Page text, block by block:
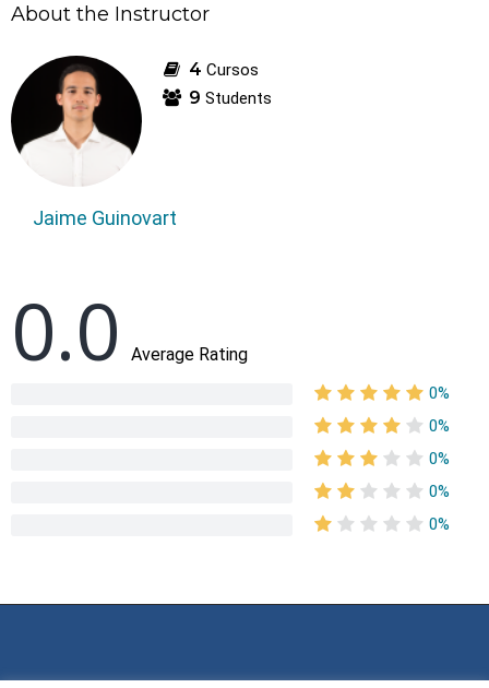
About the Instructor
4 Cursos
9 Students
Jaime Guinovart
0.0 Average Rating
0%
0%
0%
0%
0%